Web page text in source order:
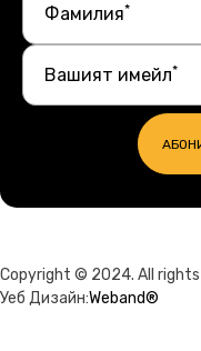
Фамилия*
Вашият имейл*
Copyright © 2024. All rights
Уеб Дизайн:Weband®